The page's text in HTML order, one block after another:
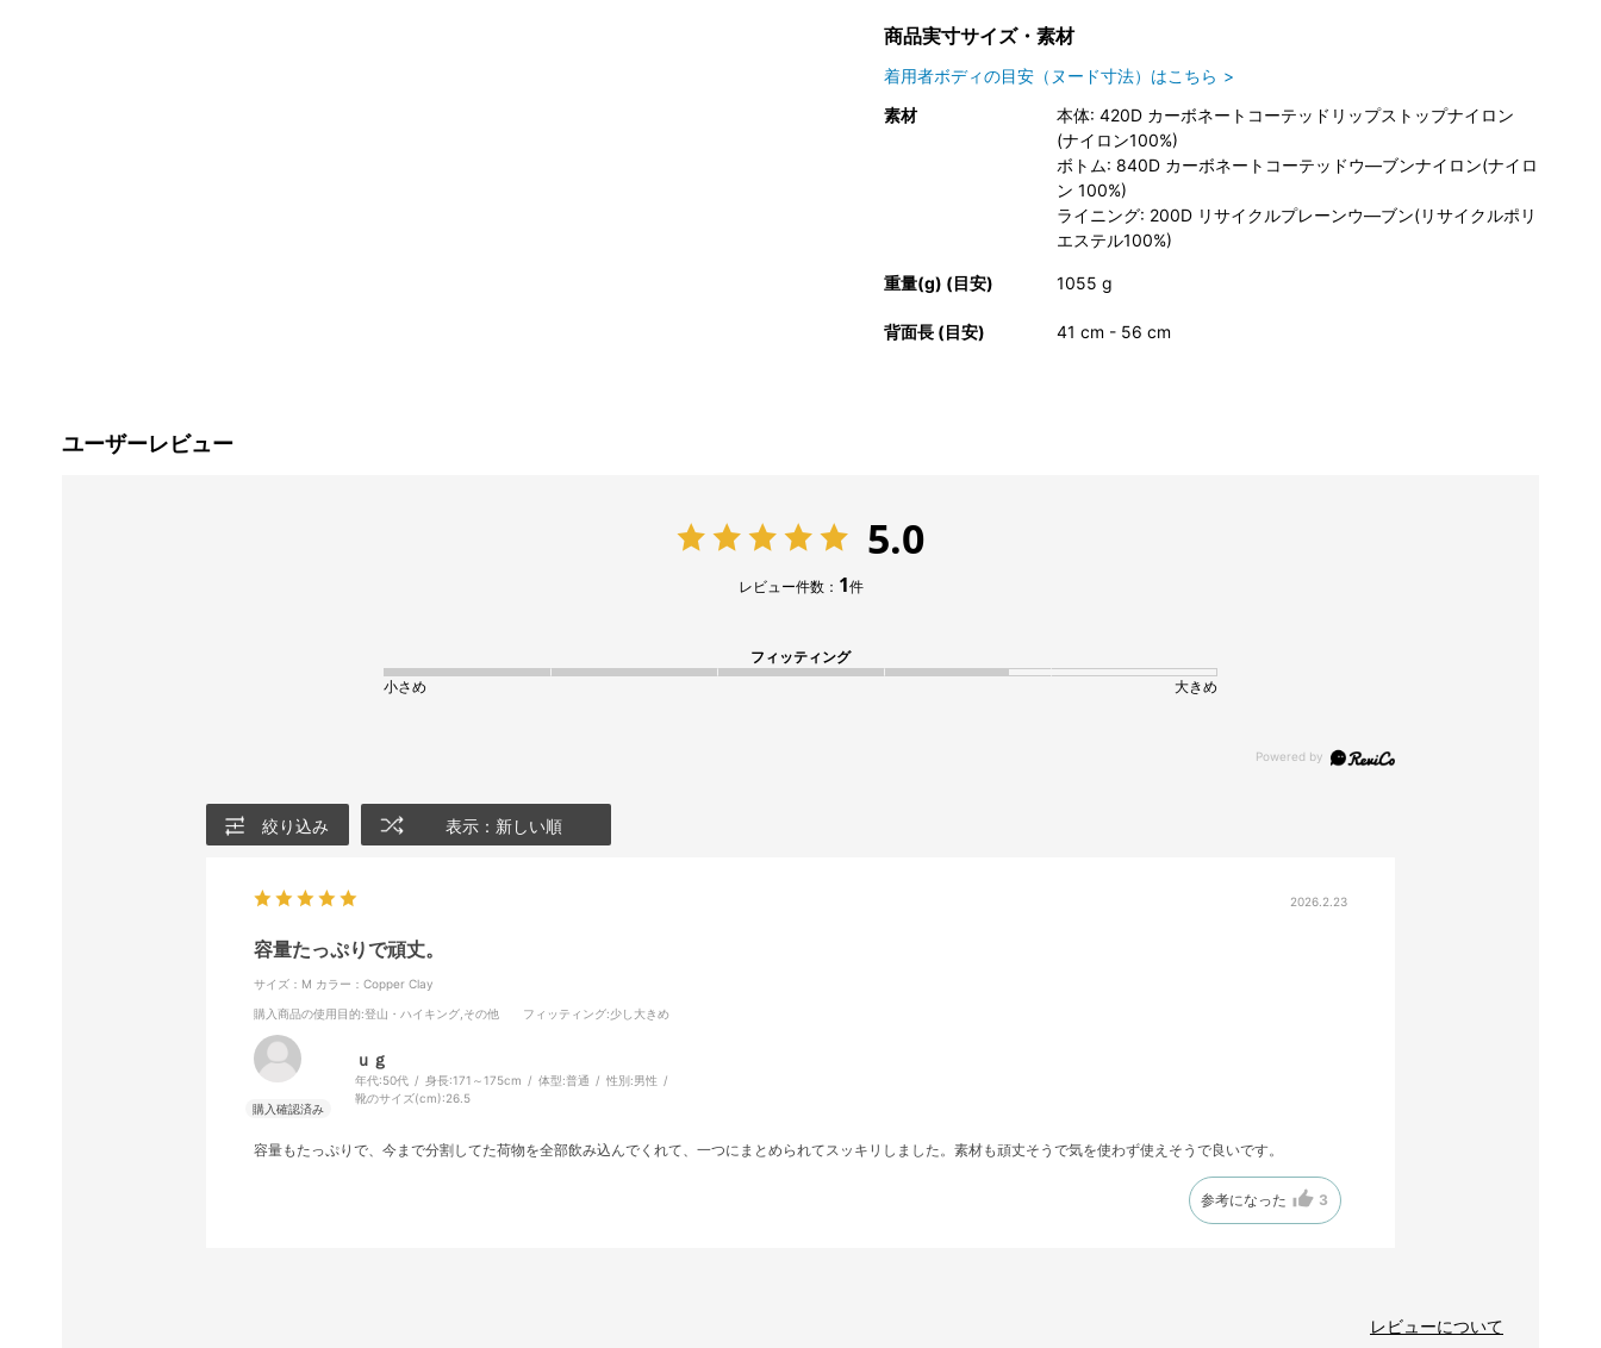
商品実寸サイズ・素材
着用者ボディの目安（ヌード寸法）はこちら
素材
本体: 420D カーボネートコーテッドリップストップナイロン
(ナイロン100%)
ボトム: 840D カーボネートコーテッドウ―ブンナイロン(ナイロ
ン 100%)
ライニング: 200D リサイクルプレーンウ―ブン(リサイクルポリ
エステル100%)
重量(g) (目安) 1055 g
背面長 (目安) 41 cm - 56 cm
ユーザーレビュー
5.0
レビュー件数： 1件
フィッティング
小さめ
大きめ
絞り込み 表示：新しい順
2026.2.23
容量たっぷりで頑丈。
サイズ：M カラー：Copper Clay
購入商品の使用目的:登山・ハイキング,その他 フィッティング:少し大きめ
ｕｇ
年代:50代 身長:171～175cm 体型:普通 性別:男性
靴のサイズ(cm):26.5
容量もたっぷりで、今まで分割してた荷物を全部飲み込んでくれて、一つにまとめられてスッキリしました。素材も頑丈そうで気を使わず使えそうで良いです。
参考になった 3
レビューについて